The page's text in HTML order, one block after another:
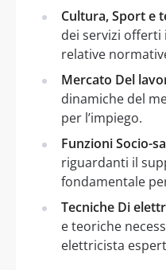
Cultura, Sport e
dei servizi offerti
relative
Mercato Del
dinamiche del
per l’impiego.
Funzioni Socio-
riguardanti il
fondamentale
Tecniche Di
e teoriche
elettricista